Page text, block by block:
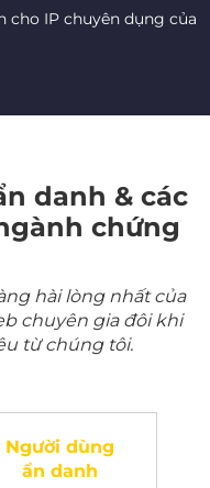
cho IP chuyên dụng của
danh & các
chứng
hài lòng nhất của
chuyên gia đôi khi
từ chúng tôi.
Người dùng
ẩn danh